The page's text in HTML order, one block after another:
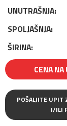
UNUTRAŠNJA:
SPOLJAŠNJA:
ŠIRINA:
CENA
POŠALJITE UPIT